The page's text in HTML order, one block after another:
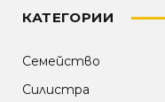
КАТЕГОРИИ
Семейство
Силистра